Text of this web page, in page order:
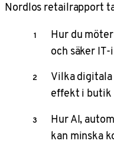
Nordlos retailrapport
Hur du
och säker
Vilka
effekt i butik
Hur AI,
kan minska